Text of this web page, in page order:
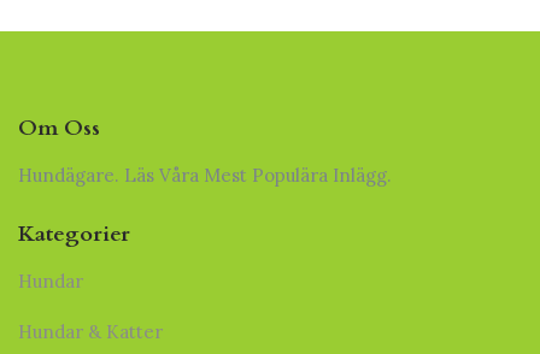
Om Oss
Hundägare. Läs Våra Mest Populära Inlägg.
Kategorier
Hundar
Hundar & Katter